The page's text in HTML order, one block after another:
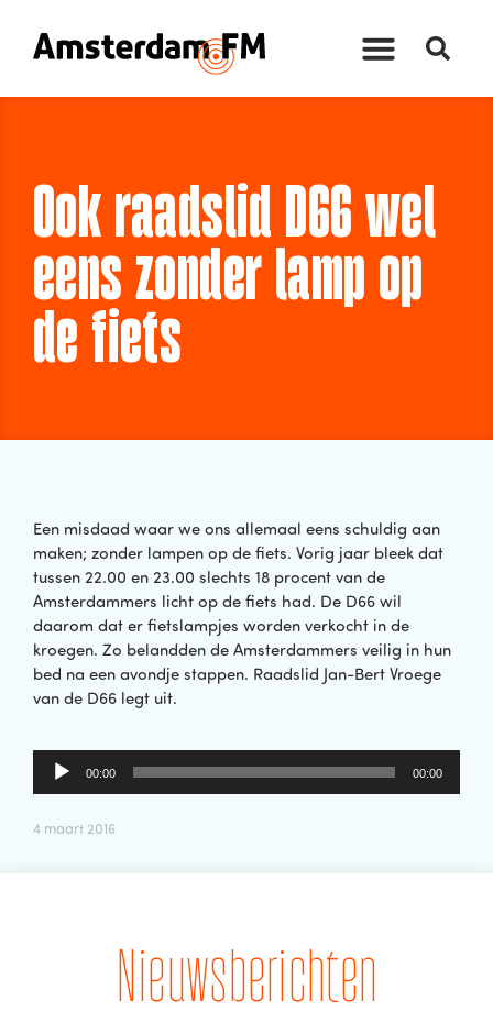
Ook raadslid D66 wel
eens zonder lamp op
de fiets
Een misdaad waar we ons allemaal eens schuldig aan
maken; zonder lampen op de fiets. Vorig jaar bleek dat
tussen 22.00 en 23.00 slechts 18 procent van de
Amsterdammers licht op de fiets had. De D66 wil
daarom dat er fietslampjes worden verkocht in de
kroegen. Zo belandden de Amsterdammers veilig in hun
bed na een avondje stappen. Raadslid Jan-Bert Vroege
van de D66 legt uit.
Audiospeler
00:00 00:00
4 maart 2016
Nieuwsberichten